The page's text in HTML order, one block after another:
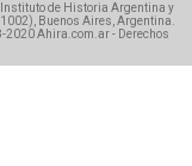
Instituto de Historia Argentina y
Buenos Aires, Argentina.
2020 Ahira.com.ar - Derechos